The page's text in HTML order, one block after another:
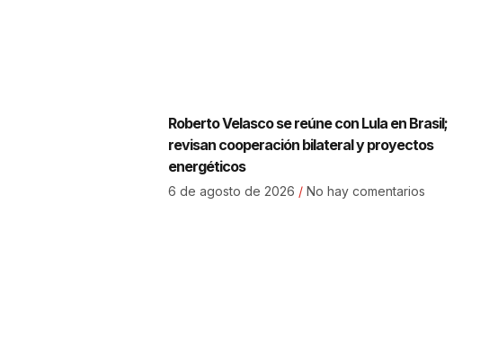
Roberto Velasco se reúne con Lula en Brasil;
revisan cooperación bilateral y proyectos
energéticos
6 de agosto de 2026 No hay comentarios